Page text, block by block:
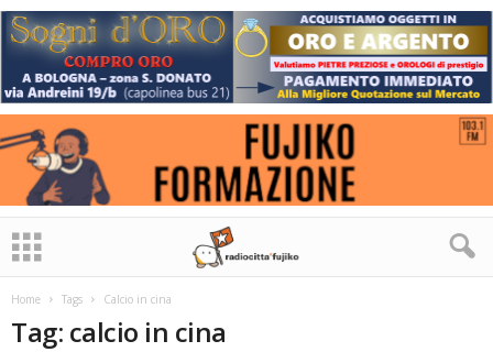
Home Tags Calcio in cina
Tag: calcio in cina